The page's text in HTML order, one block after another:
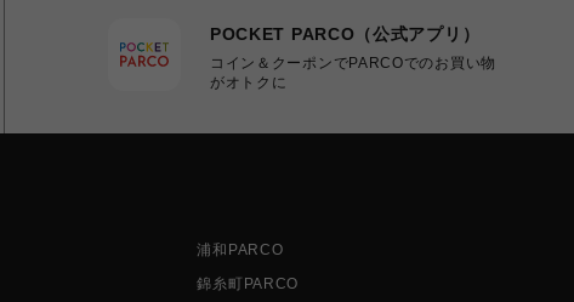
POCKET PARCO（公式アプリ）
コイン＆クーポンでPARCOでのお買い物
がオトクに
浦和PARCO
錦糸町PARCO